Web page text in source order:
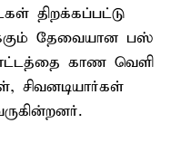
திறக்கப்பட்டு
தேவையான பஸ்
காண வெளி
சிவனடியார்கள்